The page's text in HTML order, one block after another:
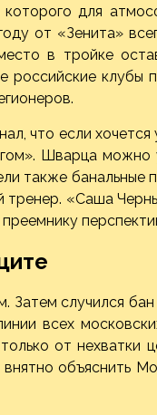
для
от «Зенита»
в тройке
российские клубы
что если хочется
Шварца можно
также банальные
тренер. «Саша
случился
всех
от нехватки
объяснить